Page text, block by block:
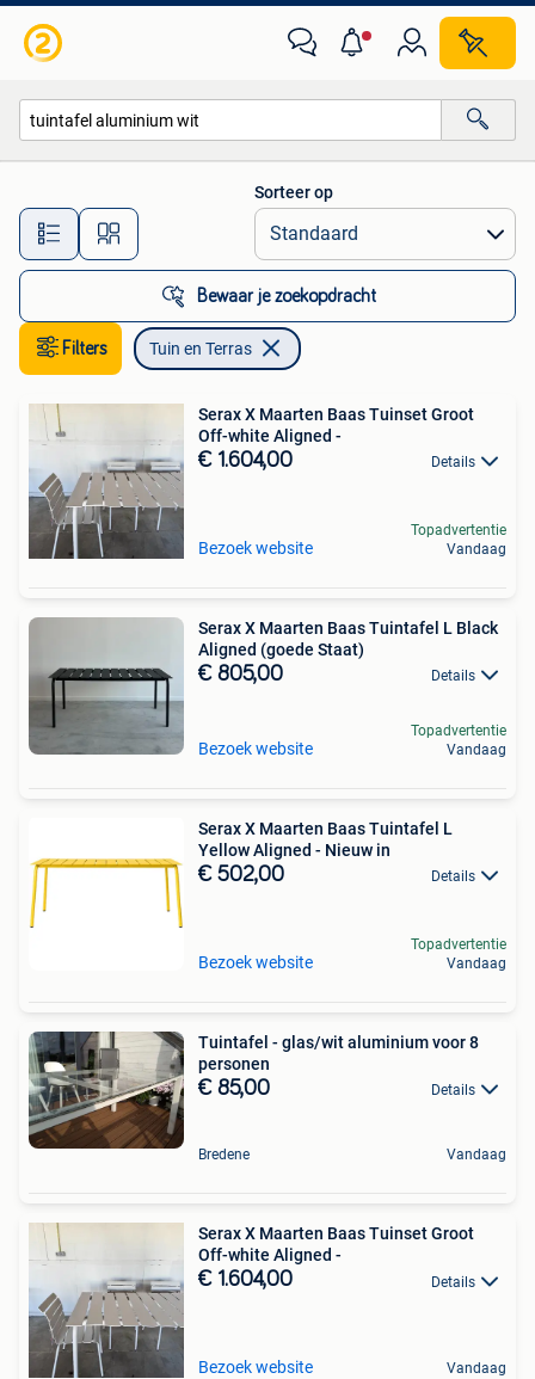
Alle afstanden…
Sorteer op
Bewaar je zoekopdracht
Filters Tuin en Terras
Serax X Maarten Baas Tuinset Groot
Off-white Aligned -
€ 1.604,00 Details
Bezoek website
Topadvertentie
Vandaag
Serax X Maarten Baas Tuintafel L Black
Aligned (goede Staat)
€ 805,00 Details
Bezoek website
Topadvertentie
Vandaag
Serax X Maarten Baas Tuintafel L
Yellow Aligned - Nieuw in
€ 502,00 Details
Bezoek website
Topadvertentie
Vandaag
Tuintafel - glas/wit aluminium voor 8
personen
€ 85,00 Details
Bredene Vandaag
Serax X Maarten Baas Tuinset Groot
Off-white Aligned -
€ 1.604,00 Details
Bezoek website Vandaag